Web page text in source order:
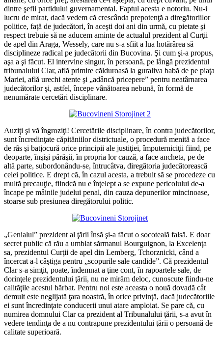
dintre şefii partidului guvernamental. Faptul acesta e notoriu. Nu-i
lucru de mirat, dacă vedem că crescânda prepotenţă a diregătoriilor
politice, faţă de judecători, în aceşti doi ani din urmă, cu pietate şi
respect trebuie să ne aducem aminte de actualul prezident al Curţii
de apel din Araga, Wessely, care nu s-a sfiit a lua hotărârea să
disciplineze radical pe judecătorii din Bucovina. Şi cum şi-a propus,
aşa a şi făcut. El intervine singur, în persoană, pe lângă prezidentul
tribunalului Clar, află primire călduroasă la guraliva babă de pe piaţa
Mariei, află urechi atente şi „adâncă pricepere” pentru neatârnarea
judecătorilor şi, astfel, începe vânătoarea nebună, în formă de
nenumărate cercetări disciplinare.
Auziţi şi vă îngroziţi! Cercetările disciplinare, în contra judecătorilor,
sunt încredinţate căpităniilor districtuale, o procedură menită a face
de râs şi batjocură orice principii ale justiţiei, împuterniciţii fiind, pe
deoparte, înşişi pârâşii, în propria lor cauză, a face ancheta, pe de
altă parte, subordonându-se, întrucâtva, diregătoria judecătorească
celei politice. E drept că, în cazul acesta, a trebuit să se procedeze cu
multă precauţie, fiindcă nu e înţelept a se expune pericolului de-a
încape pe mâinile judelui penal, din cauza depunerilor mincinoase,
stoarse sub presiunea diregătorului politic.
„Genialul” prezident al ţării însă şi-a făcut o socoteală falsă. E doar
secret public că rău a umblat sărmanul Bourguignon, la Excelenţa
sa, prezidentul Curţii de apel din Lemberg, Tchorznicki, când a
încercat a-l câştiga pentru „scopurile sale candide”. Că prezidentul
Clar s-a simţit, poate, îndemnat a ţine cont, în rapoartele sale, de
dorinţele prezidentului ţării, nu ne mirăm deloc, cunoscute fiindu-ne
calităţile acestui bărbat. Pentru noi este aceasta o nouă dovadă cât
demult este neglijată ţara noastră, în orice privinţă, dacă judecătoriile
ei sunt încredinţate conducerii unui atare amploiat. Se pare că, cu
numirea domnului Clar ca prezident al Tribunalului ţării, s-a avut în
vedere tendinţa de a nu contrapune prezidentului ţării o persoană de
calitate superioară.